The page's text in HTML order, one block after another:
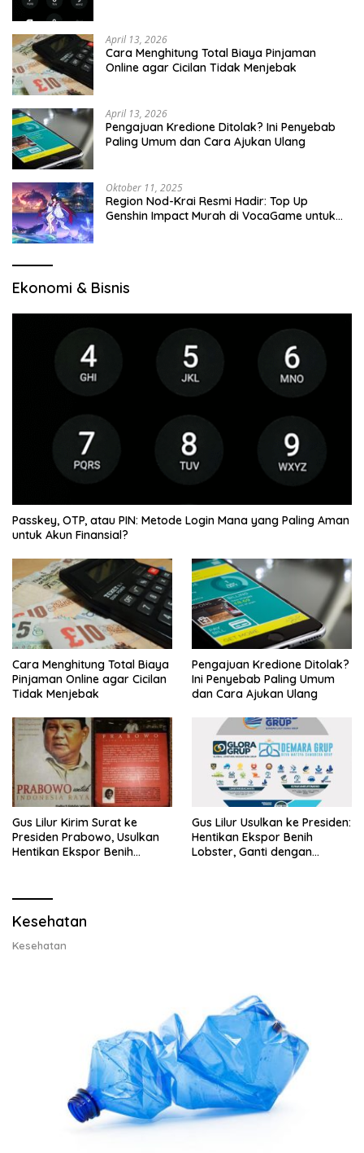
April 13, 2026
Cara Menghitung Total Biaya Pinjaman
Online agar Cicilan Tidak Menjebak
April 13, 2026
Pengajuan Kredione Ditolak? Ini Penyebab
Paling Umum dan Cara Ajukan Ulang
Oktober 11, 2025
Region Nod-Krai Resmi Hadir: Top Up
Genshin Impact Murah di VocaGame untuk
Ekonomi & Bisnis
Passkey, OTP, atau PIN: Metode Login Mana yang Paling Aman
untuk Akun Finansial?
Cara Menghitung Total Biaya
Pinjaman Online agar Cicilan
Tidak Menjebak
Pengajuan Kredione Ditolak?
Ini Penyebab Paling Umum
dan Cara Ajukan Ulang
Gus Lilur Kirim Surat ke
Presiden Prabowo, Usulkan
Hentikan Ekspor Benih
Gus Lilur Usulkan ke Presiden:
Hentikan Ekspor Benih
Lobster, Ganti dengan
Kesehatan
Kesehatan